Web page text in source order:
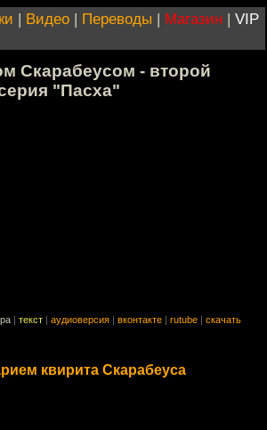
| Видео | Переводы | Магазин | VIP
Скарабеусом - второй
"Пасха"
текст аудиоверсия вконтакте rutube скачать
квирита Скарабеуса